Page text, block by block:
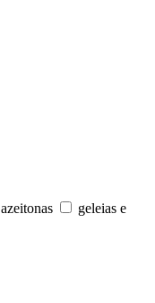
azeitonas
geleias e